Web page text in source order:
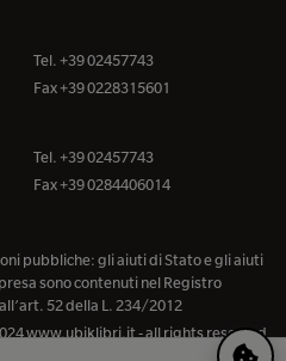
Tel. +39 02457743
Fax +39 0228315601
Tel. +39 02457743
Fax +39 0284406014
pubbliche: gli aiuti di Stato e gli aiuti
sono contenuti nel Registro
52 della L. 234/2012
www.ubiklibri.it - all rights reserved